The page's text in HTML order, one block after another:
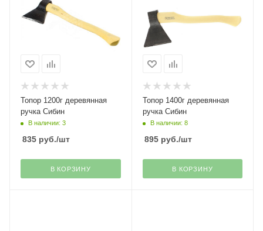
Топор 1200г деревянная
ручка Сибин
В наличии: 3
835 руб./шт
В КОРЗИНУ
Топор 1400г деревянная
ручка Сибин
В наличии: 8
895руб./шт
В КОРЗИНУ